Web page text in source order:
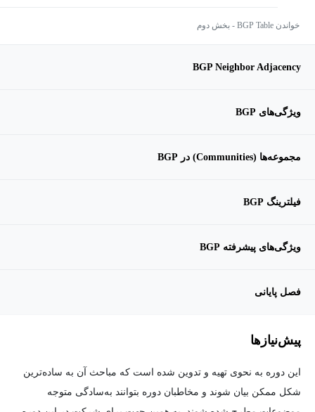
خواندن BGP Table - بخش دوم
BGP Neighbor Adjacency
ویژگی‌های BGP
مجموعه‌ها (Communities) در BGP
فیلترینگ BGP
ویژگی‌های پیشرفته BGP
فصل پایانی
پیش‌نیاز‌ها
این دوره به نحوی تهیه و تدوین شده است که مباحث آن به ساده‌ترین
شکل ممکن بیان شوند و مخاطبان دوره بتوانند به‌سادگی متوجه